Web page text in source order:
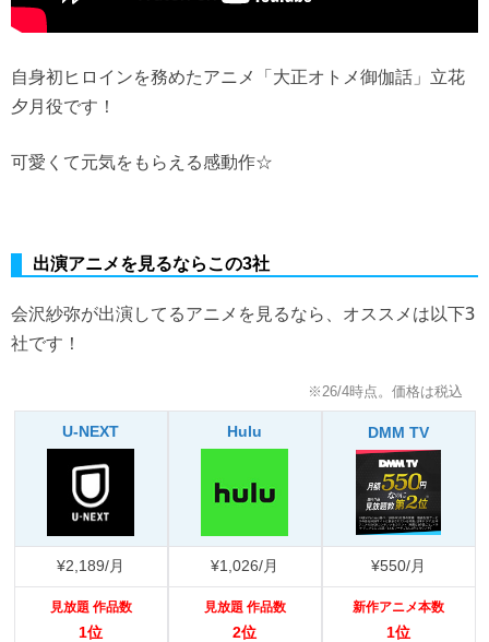
自身初ヒロインを務めたアニメ「大正オトメ御伽話」立花
夕月役です！
可愛くて元気をもらえる感動作☆
出演アニメを見るならこの3社
会沢紗弥が出演してるアニメを見るなら、オススメは以下3
社です！
※26/4時点。価格は税込
U-NEXT Hulu DMM TV
¥2,189/月 ¥1,026/月 ¥550/月
見放題 作品数
1位
見放題 作品数
2位
新作アニメ本数
1位